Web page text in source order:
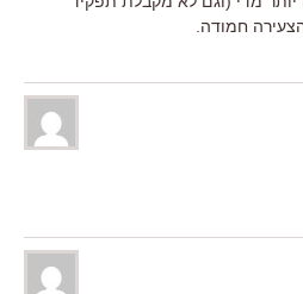
חמודה.